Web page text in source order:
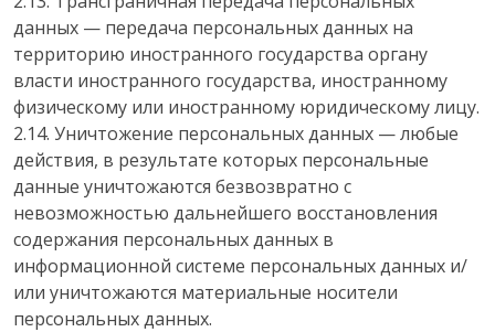
данных — передача персональных данных на
территорию иностранного государства органу
власти иностранного государства, иностранному
физическому или иностранному юридическому лицу.
2.14. Уничтожение персональных данных — любые
действия, в результате которых персональные
данные уничтожаются безвозвратно с
невозможностью дальнейшего восстановления
содержания персональных данных в
информационной системе персональных данных и/
или уничтожаются материальные носители
персональных данных.